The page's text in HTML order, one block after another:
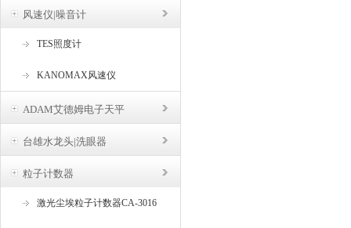
风速仪|噪音计
TES照度计
KANOMAX风速仪
ADAM艾德姆电子天平
台雄水龙头|洗眼器
粒子计数器
激光尘埃粒子计数器CA-3016